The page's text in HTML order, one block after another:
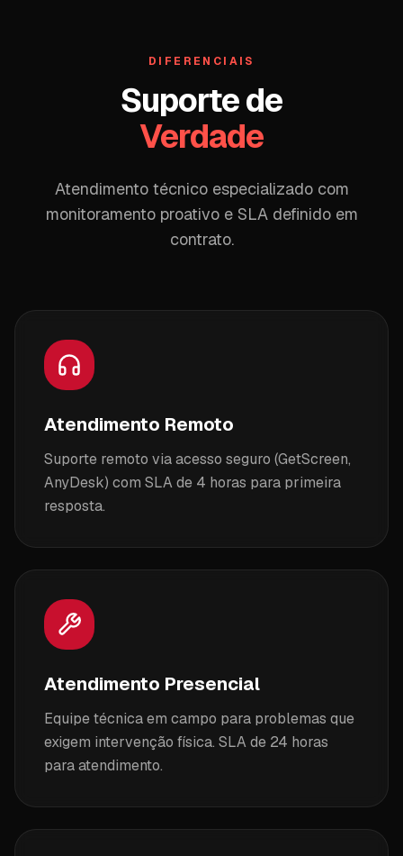
DIFERENCIAIS
Suporte de
Verdade
Atendimento técnico especializado com
monitoramento proativo e SLA definido em
contrato.
Atendimento Remoto
Suporte remoto via acesso seguro (GetScreen,
AnyDesk) com SLA de 4 horas para primeira
resposta.
Atendimento Presencial
Equipe técnica em campo para problemas que
exigem intervenção física. SLA de 24 horas
para atendimento.